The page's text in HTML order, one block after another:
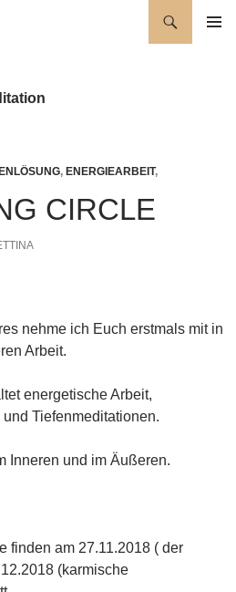
, ENERGIEARBEIT,
CIRCLE
nehme ich Euch erstmals mit in
Arbeit.
energetische Arbeit,
Tiefenmeditationen.
Inneren und im Äußeren.
finden am 27.11.2018 ( der
(karmische